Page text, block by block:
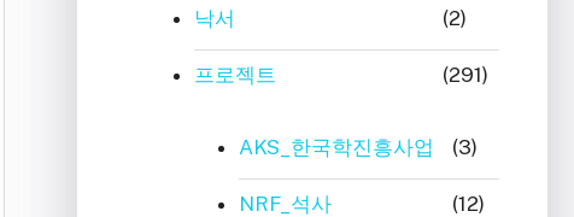
낙서 (2)
프로젝트 (291)
AKS_한국학진흥사업 (3)
NRF_석사 (12)